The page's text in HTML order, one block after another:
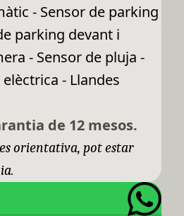
- Sensor de parking
parking devant i
- Sensor de pluja -
- Llandes
de 12 mesos.
orientativa, pot estar